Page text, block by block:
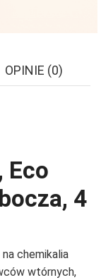
OPINIE (0)
Eco
4
chemikalia
wtórnych,